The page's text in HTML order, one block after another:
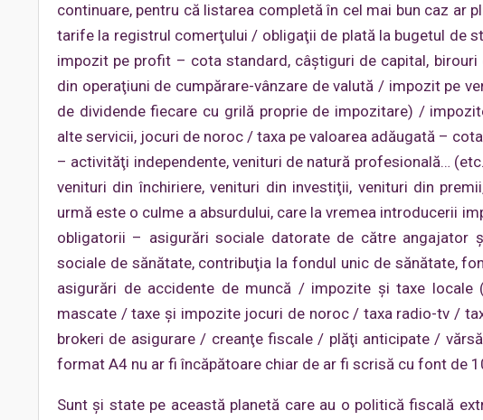
continuare, pentru că listarea completă în cel mai bun caz
tarife la registrul comerţului / obligaţii de plată la bugetul de
impozit pe profit – cota standard, câştiguri de capital,
din operaţiuni de cumpărare-vânzare de valută / impozit pe
de dividende fiecare cu grilă proprie de impozitare) /
alte servicii, jocuri de noroc / taxa pe valoarea adăugată –
– activităţi independente, venituri de natură profesională…
venituri din închiriere, venituri din investiţii, venituri din
urmă este o culme a absurdului, care la vremea introducerii
obligatorii – asigurări sociale datorate de către angajator
sociale de sănătate, contribuţia la fondul unic de sănătate,
asigurări de accidente de muncă / impozite şi taxe
mascate / taxe şi impozite jocuri de noroc / taxa radio-tv /
brokeri de asigurare / creanţe fiscale / plăţi anticipate /
format A4 nu ar fi încăpătoare chiar de ar fi scrisă cu font de
Sunt şi state pe această planetă care au o politică fiscală